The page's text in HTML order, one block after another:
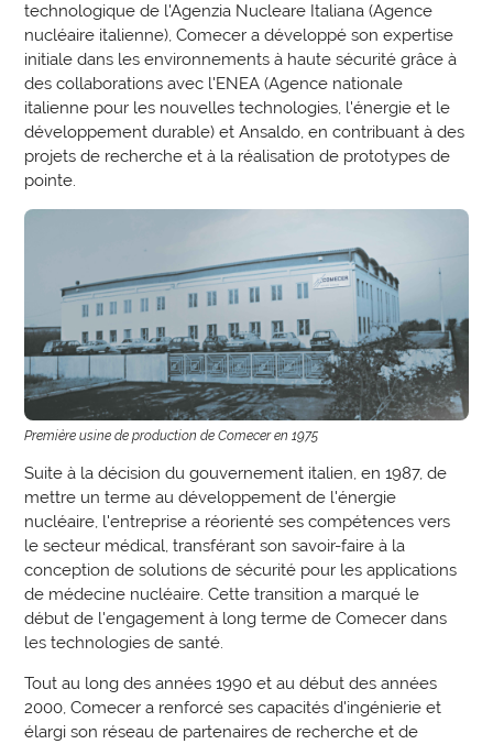
technologique de l'Agenzia Nucleare Italiana (Agence
nucléaire italienne), Comecer a développé son expertise
initiale dans les environnements à haute sécurité grâce à
des collaborations avec l'ENEA (Agence nationale
italienne pour les nouvelles technologies, l'énergie et le
développement durable) et Ansaldo, en contribuant à des
projets de recherche et à la réalisation de prototypes de
pointe.
Première usine de production de Comecer en 1975
Suite à la décision du gouvernement italien, en 1987, de
mettre un terme au développement de l'énergie
nucléaire, l'entreprise a réorienté ses compétences vers
le secteur médical, transférant son savoir-faire à la
conception de solutions de sécurité pour les applications
de médecine nucléaire. Cette transition a marqué le
début de l'engagement à long terme de Comecer dans
les technologies de santé.
Tout au long des années 1990 et au début des années
2000, Comecer a renforcé ses capacités d'ingénierie et
élargi son réseau de partenaires de recherche et de